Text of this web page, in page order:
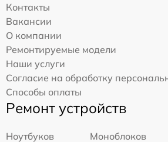
Контакты
Вакансии
О компании
Ремонтируемые модели
Наши услуги
Согласие на обработку
Способы оплаты
Ремонт устройств
Ноутбуков
Моноблоков